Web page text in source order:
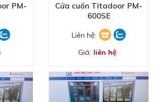
PM-
Cửa cuốn Titadoor PM-
600SE
Liên hệ:
Giá: liên hệ